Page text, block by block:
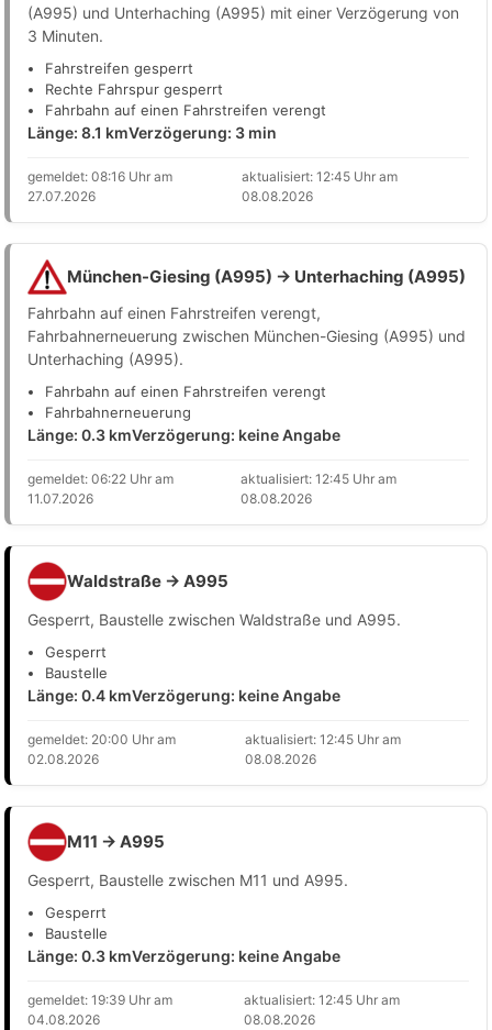
(A995) und Unterhaching (A995) mit einer Verzögerung von
3 Minuten.
Fahrstreifen gesperrt
Rechte Fahrspur gesperrt
Fahrbahn auf einen Fahrstreifen verengt
Länge: 8.1 kmVerzögerung: 3 min
gemeldet: 08:16 Uhr am
27.07.2026
aktualisiert: 12:45 Uhr am
08.08.2026
München-Giesing (A995) → Unterhaching (A995)
Fahrbahn auf einen Fahrstreifen verengt,
Fahrbahnerneuerung zwischen München-Giesing (A995) und
Unterhaching (A995).
Fahrbahn auf einen Fahrstreifen verengt
Fahrbahnerneuerung
Länge: 0.3 kmVerzögerung: keine Angabe
gemeldet: 06:22 Uhr am
11.07.2026
aktualisiert: 12:45 Uhr am
08.08.2026
Waldstraße → A995
Gesperrt, Baustelle zwischen Waldstraße und A995.
Gesperrt
Baustelle
Länge: 0.4 kmVerzögerung: keine Angabe
gemeldet: 20:00 Uhr am
02.08.2026
aktualisiert: 12:45 Uhr am
08.08.2026
M11 → A995
Gesperrt, Baustelle zwischen M11 und A995.
Gesperrt
Baustelle
Länge: 0.3 kmVerzögerung: keine Angabe
gemeldet: 19:39 Uhr am
04.08.2026
aktualisiert: 12:45 Uhr am
08.08.2026